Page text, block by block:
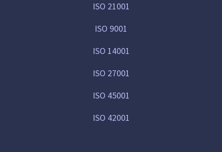
ISO 21001
ISO 9001
ISO 14001
ISO 27001
ISO 45001
ISO 42001